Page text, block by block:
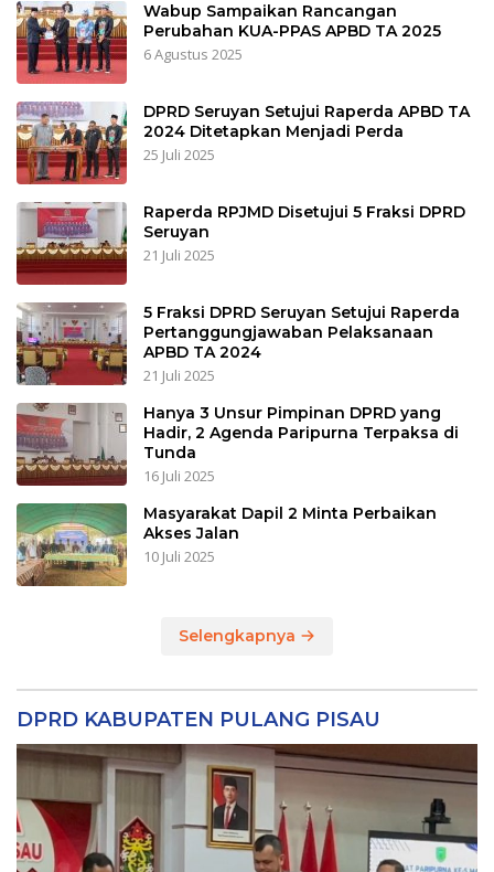
Wabup Sampaikan Rancangan
Perubahan KUA-PPAS APBD TA 2025
6 Agustus 2025
DPRD Seruyan Setujui Raperda APBD TA
2024 Ditetapkan Menjadi Perda
25 Juli 2025
Raperda RPJMD Disetujui 5 Fraksi DPRD
Seruyan
21 Juli 2025
5 Fraksi DPRD Seruyan Setujui Raperda
Pertanggungjawaban Pelaksanaan
APBD TA 2024
21 Juli 2025
Hanya 3 Unsur Pimpinan DPRD yang
Hadir, 2 Agenda Paripurna Terpaksa di
Tunda
16 Juli 2025
Masyarakat Dapil 2 Minta Perbaikan
Akses Jalan
10 Juli 2025
Selengkapnya
DPRD KABUPATEN PULANG PISAU